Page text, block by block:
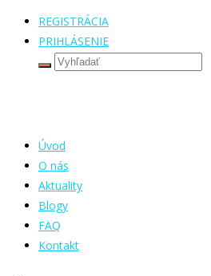
REGISTRÁCIA
PRIHLÁSENIE
Úvod
O nás
Aktuality
Blogy
FAQ
Kontakt